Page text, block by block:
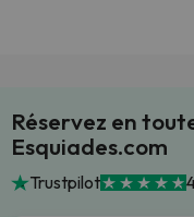
Réservez en
Esquiades.com
Trustpilot